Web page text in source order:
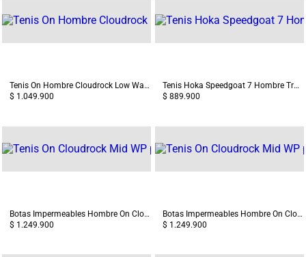
Tenis On Hombre Cloudrock Low Waterproof Terreo/Gris
$ 1.049.900
Tenis Hoka Speedgoat 7 Hombre Trail Running Amarillo/ Terreo
$ 889.900
Botas Impermeables Hombre On Cloudrock Mid WP Negro
$ 1.249.900
Botas Impermeables Hombre On Cloudrock Mid WP Terreo/Gris
$ 1.249.900